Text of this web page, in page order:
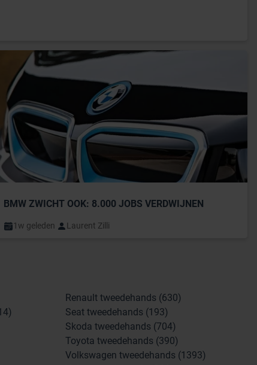
BMW ZWICHT OOK: 8.000 JOBS VERDWIJNEN
1w geleden Laurent Zilli
Renault tweedehands (630)
Seat tweedehands (193)
Skoda tweedehands (704)
Toyota tweedehands (390)
Volkswagen tweedehands (1393)